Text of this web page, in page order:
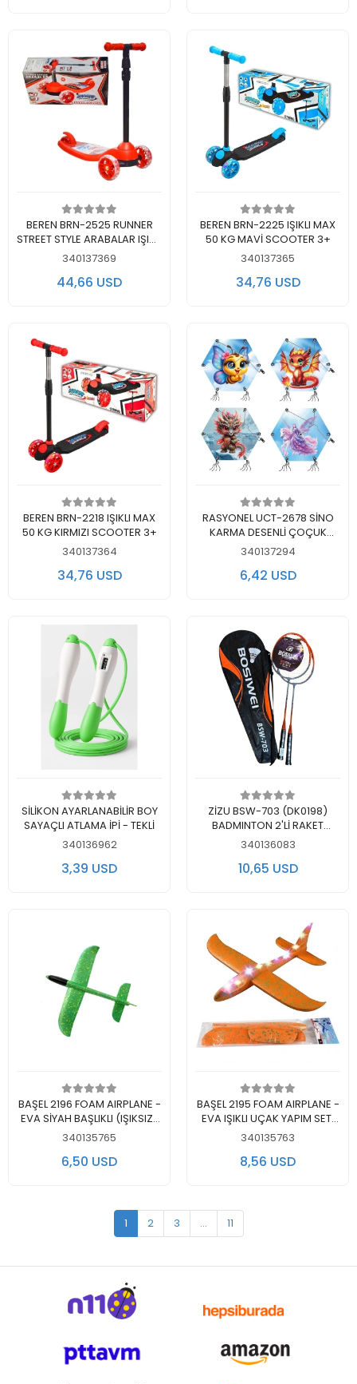
Add to cart
BEREN BRN-2525 RUNNER
STREET STYLE ARABALAR IŞIKLI
55 KG 3 TEKER KIRMIZI
340137369
44,66 USD
Add to cart
BEREN BRN-2225 IŞIKLI MAX
50 KG MAVİ SCOOTER 3+
340137365
34,76 USD
Add to cart
BEREN BRN-2218 IŞIKLI MAX
50 KG KIRMIZI SCOOTER 3+
340137364
34,76 USD
Add to cart
RASYONEL UCT-2678 SİNO
KARMA DESENLİ ÇOÇUK
UÇURTMA - TEKLİ
340137294
6,42 USD
Add to cart
SİLİKON AYARLANABİLİR BOY
SAYAÇLI ATLAMA İPİ - TEKLİ
340136962
3,39 USD
Add to cart
ZİZU BSW-703 (DK0198)
BADMINTON 2'Lİ RAKET
TAŞIMA ÇANTALI
340136083
10,65 USD
Add to cart
BAŞEL 2196 FOAM AIRPLANE -
EVA SİYAH BAŞLIKLI (IŞIKSIZ)
340135765
6,50 USD
Add to cart
BAŞEL 2195 FOAM AIRPLANE -
EVA IŞIKLI UÇAK YAPIM SETİ
37cm 3+ - TEKLİ
340135763
8,56 USD
1 2 3 ... 11